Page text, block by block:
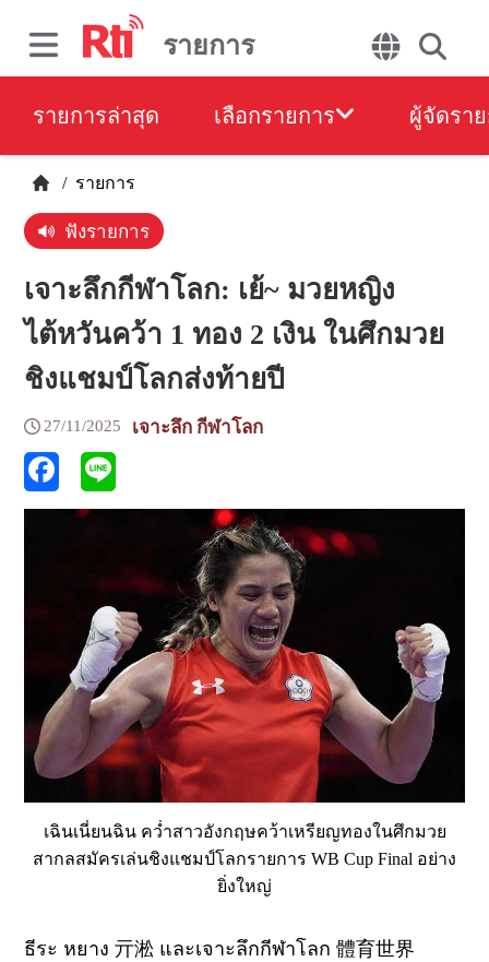
รายการ
รายการล่าสุด เลือกรายการ ผู้จัดรา
/ รายการ
ฟังรายการ
เจาะลึกกีฬาโลก: เย้~ มวยหญิง
ไต้หวันคว้า 1 ทอง 2 เงิน ในศึกมวย
ชิงแชมป์โลกส่งท้ายปี
27/11/2025 เจาะลึก กีฬาโลก
เฉินเนี่ยนฉิน คว่ำสาวอังกฤษคว้าเหรียญทองในศึกมวย
สากลสมัครเล่นชิงแชมป์โลกรายการ WB Cup Final อย่าง
ยิ่งใหญ่
ธีระ หยาง亓淞 และเจาะลึกกีฬาโลก體育世界